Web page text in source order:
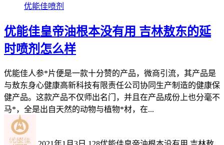
优能佳喷剂
优能佳皇帝油根本没有用 吉林敖东的延
时喷剂怎么样
优能佳人参*片便是一款十分赞的产品，微商引流，其产品是
与敖东身心健康高新科技有限责任公司协同生产制造的健康保
健产品。这款产品不仅师出名门，并且在产品成份上也分毫不
马*，全是出自天然的动物与植物*材，在...